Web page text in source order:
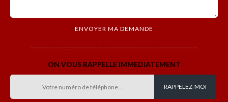
ON VOUS RAPPELLE IMMEDIATEMENT